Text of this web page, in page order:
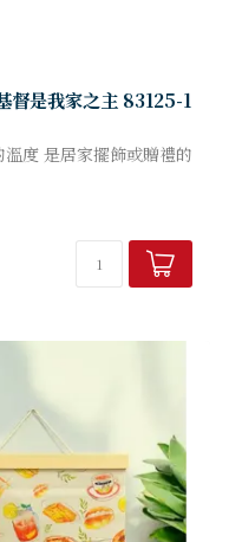
是我家之主 83125-1
度 是居家擺飾或贈禮的